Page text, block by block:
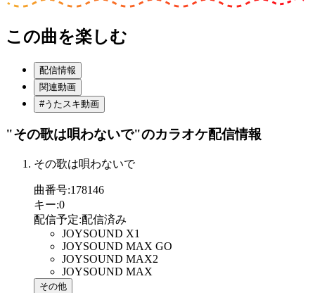
この曲を楽しむ
配信情報
関連動画
#うたスキ動画
"その歌は唄わないで"のカラオケ配信情報
その歌は唄わないで
曲番号:178146
キー:0
配信予定:配信済み
JOYSOUND X1
JOYSOUND MAX GO
JOYSOUND MAX2
JOYSOUND MAX
その他